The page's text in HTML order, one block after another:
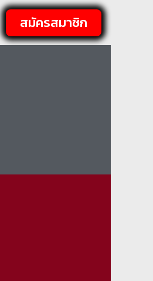
สมัครสมาชิก